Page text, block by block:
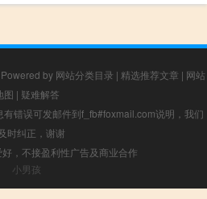
Powered by 网站分类目录 | 精选推荐文章 | 网站
图 | 疑难解答
错误可发邮件到f_fb#foxmail.com说明，我们
时纠正，谢谢
，不接盈利性广告及商业合作
小男孩